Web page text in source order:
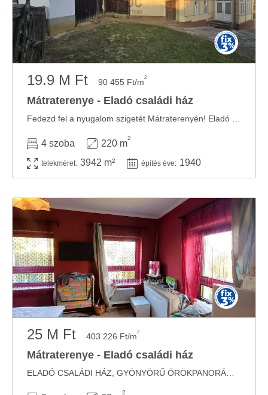
19.9 M Ft 90 455 Ft/m2
Mátraterenye - Eladó családi ház
4 szoba 220 m
2
telekméret: 3942 m² építés éve: 1940
25 M Ft 403 226 Ft/m2
Mátraterenye - Eladó családi ház
2